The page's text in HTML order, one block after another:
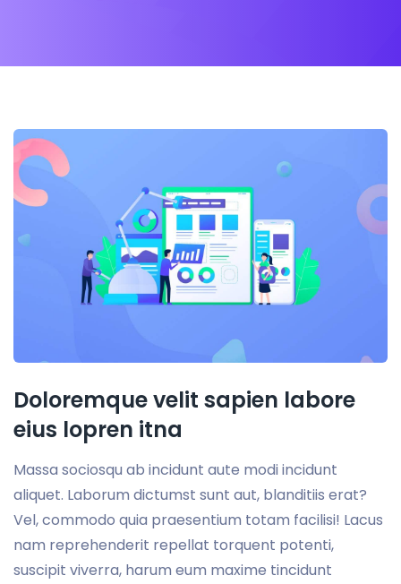
Doloremque velit sapien labore
eius lopren itna
Massa sociosqu ab incidunt aute modi incidunt
aliquet. Laborum dictumst sunt aut, blanditiis erat?
Vel, commodo quia praesentium totam facilisi! Lacus
nam reprehenderit repellat torquent potenti,
suscipit viverra, harum eum maxime tincidunt